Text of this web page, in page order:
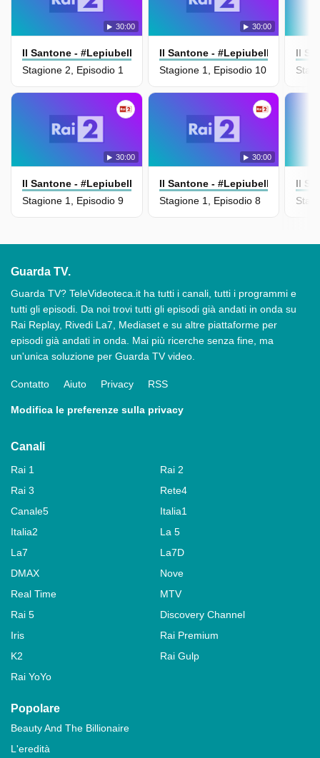
30:00
Il Santone - #Lepiubellefrasidioscio
Stagione 2, Episodio 1
30:00
Il Santone -
Stagione 1, Episodio 10
30:00
Il Santone - #Lepiubellefrasidioscio
Stagione 1, Episodio 9
30:00
Il Santone -
Stagione 1, Episodio 8
Il
Il
Guarda TV.
Guarda TV? TeleVideoteca.it ha tutti i canali, tutti i programmi e
tutti gli episodi. Da noi trovi tutti gli episodi già andati in onda su
Rai Replay, Rivedi La7, Mediaset e su altre piattaforme per
episodi già andati in onda. Mai più ricerche senza fine, ma
un'unica soluzione per Guarda TV video.
Contatto Aiuto Privacy RSS
Modifica le preferenze sulla privacy
Canali
Rai 1
Rai 2
Rai 3
Rete4
Canale5
Italia1
Italia2
La 5
La7
La7D
DMAX
Nove
Real Time
MTV
Rai 5
Discovery Channel
Iris
Rai Premium
K2
Rai Gulp
Rai YoYo
Popolare
Beauty And The Billionaire
L'eredità